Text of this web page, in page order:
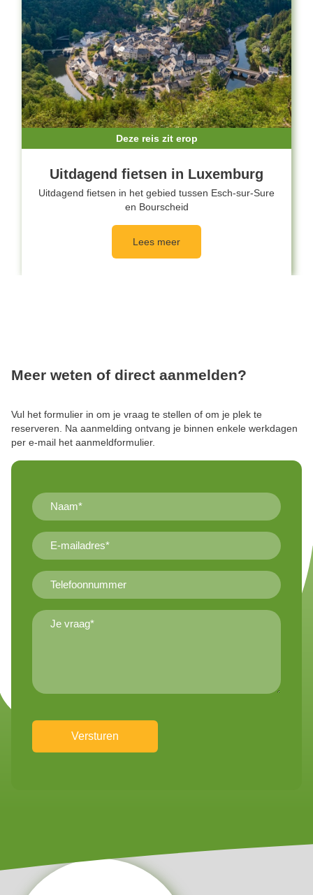
Deze reis zit erop
Uitdagend fietsen in Luxemburg
Uitdagend fietsen in het gebied tussen Esch-sur-Sure
en Bourscheid
Lees meer
Meer weten of direct aanmelden?
Vul het formulier in om je vraag te stellen of om je plek te
reserveren. Na aanmelding ontvang je binnen enkele werkdagen
per e-mail het aanmeldformulier.
Naam*
(Vereist)
E-
mailadres
(Vereist)
Telefoonnummer
Je